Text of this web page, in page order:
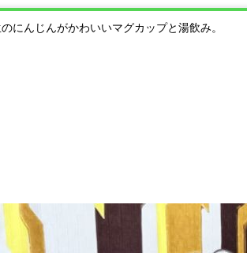
にんじんがかわいいマグカップと湯飲み。